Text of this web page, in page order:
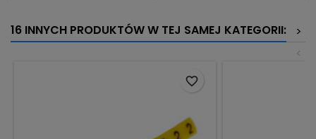
16 INNYCH PRODUKTÓW W TEJ SAMEJ KATEGORII:
>
<
favorite_border